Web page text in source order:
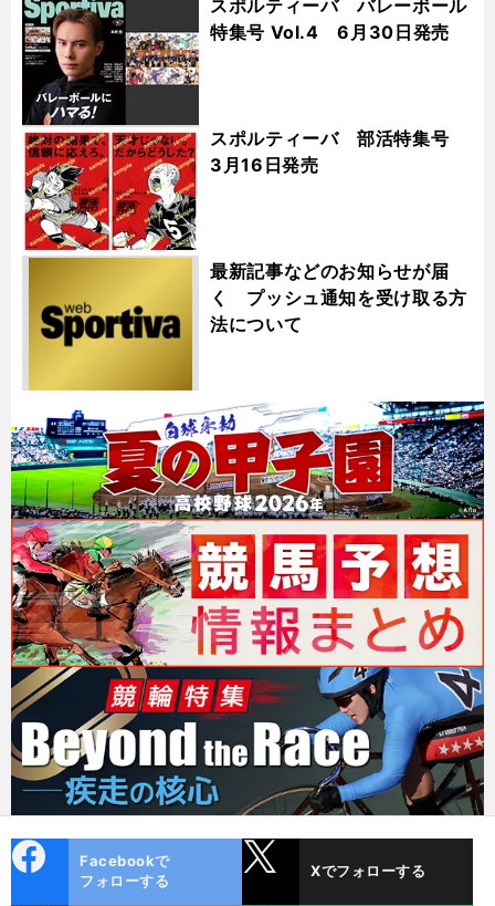
スポルティーバ バレーボール
特集号 Vol.4 6月30日発売
スポルティーバ 部活特集号
3月16日発売
最新記事などのお知らせが届
く プッシュ通知を受け取る方
法について
ok
Facebookで
フォローする
Xでフォローする